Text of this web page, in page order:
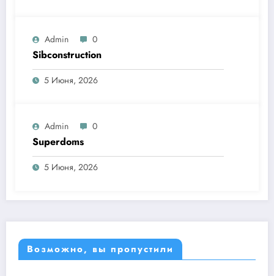
Admin 0
Sibconstruction
5 Июня, 2026
Admin 0
Superdoms
5 Июня, 2026
Возможно, вы пропустили